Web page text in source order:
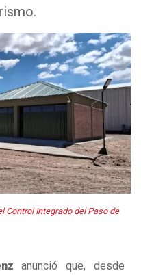
Control Integrado del Paso de
anunció que, desde